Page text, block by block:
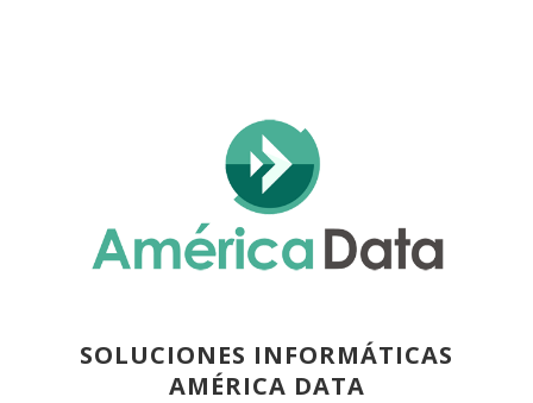
DESCUBRÍ MÁS
SOLUCIONES INFORMÁTICAS
AMÉRICA DATA